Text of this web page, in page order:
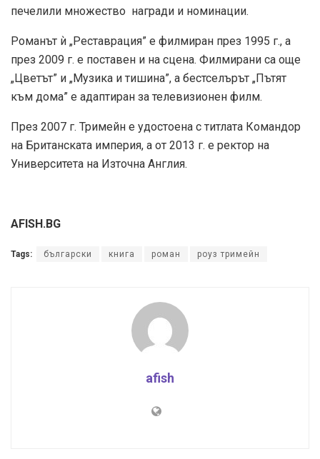
печелили множество награди и номинации.
Романът ѝ „Реставрация” е филмиран през 1995 г., а
през 2009 г. е поставен и на сцена. Филмирани са още
„Цветът” и „Музика и тишина”, а бестселърът „Пътят
към дома” е адаптиран за телевизионен филм.
През 2007 г. Тримейн е удостоена с титлата Командор
на Британската империя, а от 2013 г. е ректор на
Университета на Източна Англия.
AFISH.BG
Tags: български книга роман роуз тримейн
afish